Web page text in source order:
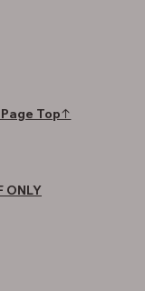
Top↑
ONLY